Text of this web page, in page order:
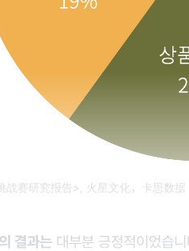
战赛研究报告>, 火星文化，卡思数据
결과는 대부분 긍정적이었습